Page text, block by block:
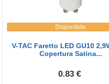
Disponibile
V-TAC Faretto LED GU10
Copertura Satina...
0.83 €